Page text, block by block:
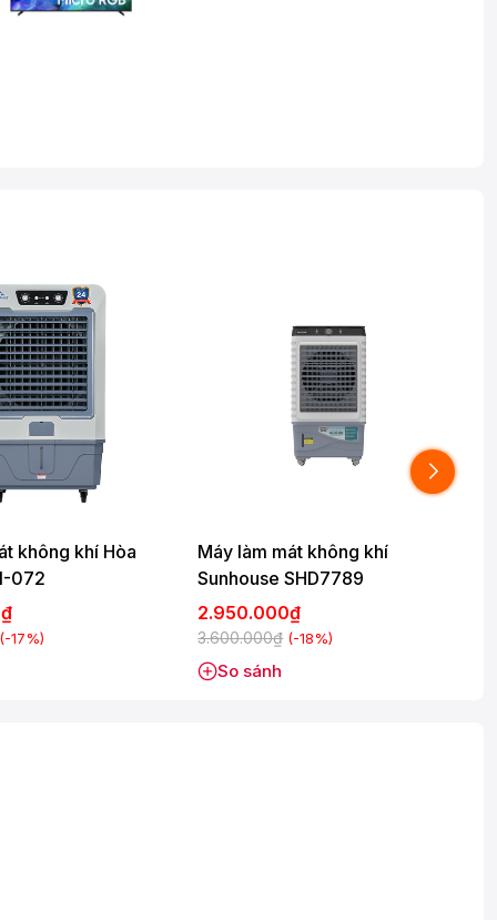
không khí Hòa
072
(-17%)
Máy làm mát không khí
Sunhouse SHD7789
2.950.000₫
3.600.000₫ (-18%)
So sánh